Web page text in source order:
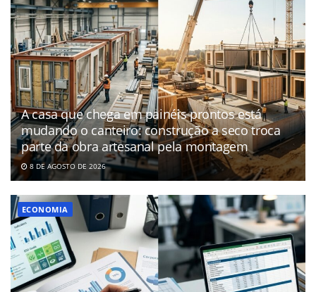
A casa que chega em painéis prontos está
mudando o canteiro: construção a seco troca
parte da obra artesanal pela montagem
8 DE AGOSTO DE 2026
ECONOMIA